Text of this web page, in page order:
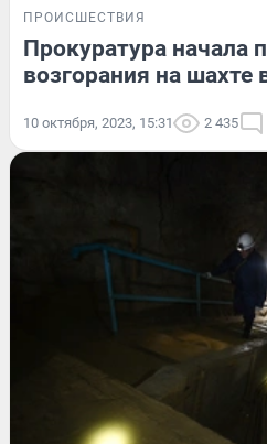
ПРОИСШЕСТВИЯ
Прокуратура начала
возгорания на шахте
10 октября, 2023, 15:31 2 435